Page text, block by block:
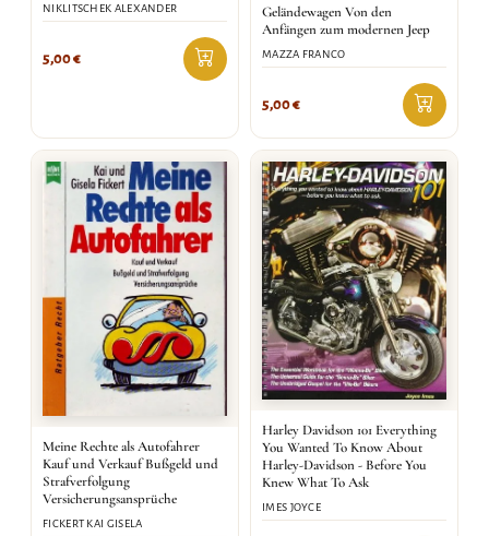
NIKLITSCHEK ALEXANDER
5,00€
Geländewagen Von den
Anfängen zum modernen Jeep
MAZZA FRANCO
5,00€
Meine Rechte als Autofahrer
Kauf und Verkauf Bußgeld und
Strafverfolgung
Versicherungsansprüche
FICKERT KAI GISELA
Harley Davidson 101 Everything
You Wanted To Know About
Harley-Davidson - Before You
Knew What To Ask
IMES JOYCE